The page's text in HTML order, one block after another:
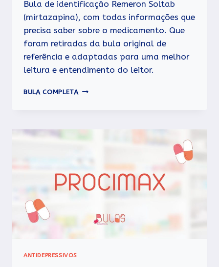
Bula de identificação Remeron Soltab
(mirtazapina), com todas informações que
precisa saber sobre o medicamento. Que
foram retiradas da bula original de
referência e adaptadas para uma melhor
leitura e entendimento do leitor.
BULA COMPLETA REMERON
ANTIDEPRESSIVOS